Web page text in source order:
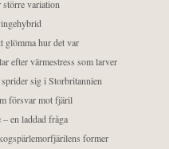
större variation
glömma hur det var
efter värmestress som larver
sig i Storbritannien
försvar mot fjäril
en laddad fråga
former